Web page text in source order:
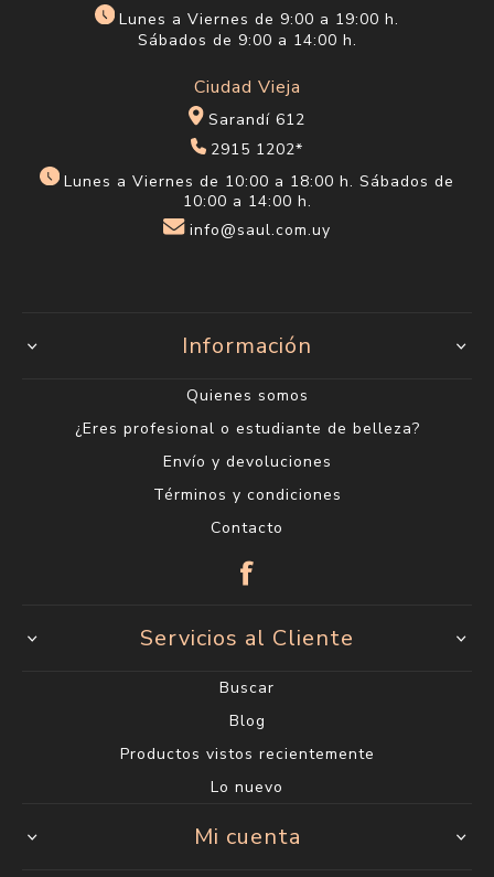
Lunes a Viernes de 9:00 a 19:00 h.
Sábados de 9:00 a 14:00 h.
Ciudad Vieja
Sarandí 612
2915 1202*
Lunes a Viernes de 10:00 a 18:00 h. Sábados de
10:00 a 14:00 h.
info@saul.com.uy
Información
Quienes somos
¿Eres profesional o estudiante de belleza?
Envío y devoluciones
Términos y condiciones
Contacto
Servicios al Cliente
Buscar
Blog
Productos vistos recientemente
Lo nuevo
Mi cuenta